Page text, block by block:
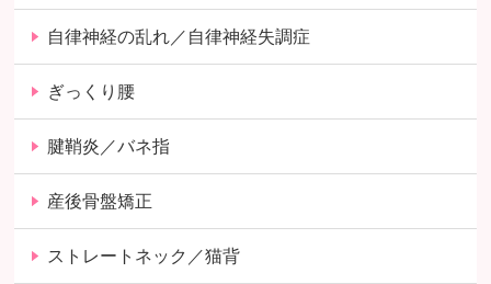
自律神経の乱れ／自律神経失調症
ぎっくり腰
腱鞘炎／バネ指
産後骨盤矯正
ストレートネック／猫背